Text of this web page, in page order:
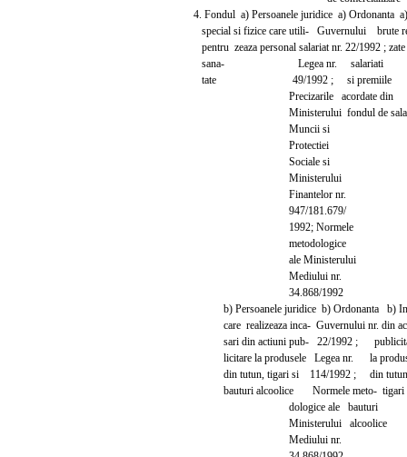
4. Fondul a) Persoanele juridice a) Ordonanta
special si fizice care utili- Guvernului
pentru zeaza personal salariat nr. 22/1992 ; zate
sana- Legea nr. salariati
tate 49/1992 ; si premiile
Precizarile acordate din
Ministerului fondul de
Muncii si
Protectiei
Sociale si
Ministerului
Finantelor nr.
947/181.679/
1992; Normele
metodologice
ale Ministerului
Mediului nr.
34.868/1992
b) Persoanele juridice b) Ordonanta b)
care realizeaza inca- Guvernului nr. din
sari din actiuni pub- 22/1992 ;
licitare la produsele Legea nr. la
din tutun, tigari si 114/1992 ; din
bauturi alcoolice Normele meto- tigari
dologice ale bauturi
Ministerului alcoolice
Mediului nr.